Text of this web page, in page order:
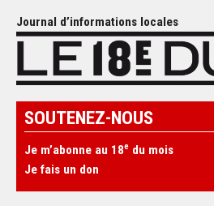
Journal d’informations locales
SOUTENEZ-NOUS
Je m’abonne au 18e du mois
Je fais un don